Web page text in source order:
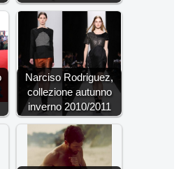
Narciso Rodriguez,
collezione autunno
inverno 2010/2011